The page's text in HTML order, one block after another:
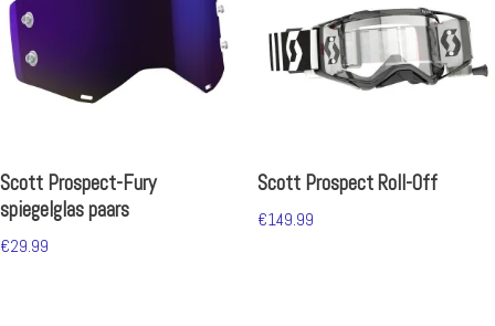
Scott Prospect-Fury
spiegelglas paars
€29.99
Scott Prospect Roll-Off
€149.99